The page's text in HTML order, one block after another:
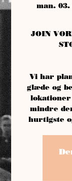
man.
JOIN
Vi har
glæde og
mindre